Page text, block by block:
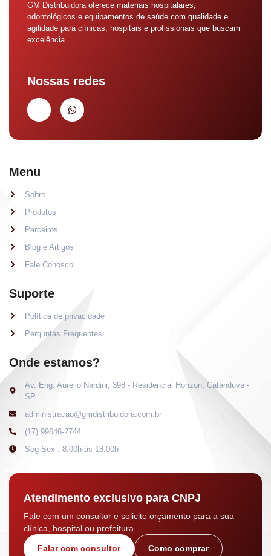
GM Distribuidora oferece materiais hospitalares,
odontológicos e equipamentos de saúde com qualidade e
agilidade para clínicas, hospitais e profissionais que buscam
excelência.
Nossas redes
Menu
Sobre
Produtos
Parceiros
Blog e Artigos
Fale Conosco
Suporte
Política de privacidade
Perguntas Frequentes
Onde estamos?
Av. Eng. Aurélio Nardini, 398 - Residencial Horizon, Catanduva -
SP
administracao@gmdistribuidora.com.br
(17) 99646-2744
Seg-Sex : 8:00h às 18:00h
Atendimento exclusivo para CNPJ
Fale com um consultor e solicite orçamento para a sua
clínica, hospital ou prefeitura.
Falar com consultor Como comprar